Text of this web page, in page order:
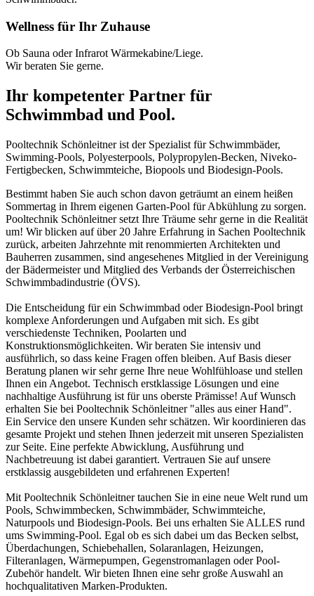
Wellness für Ihr Zuhause
Ob Sauna oder Infrarot Wärmekabine/Liege.
Wir beraten Sie gerne.
Ihr kompetenter Partner für
Schwimmbad und Pool.
Pooltechnik Schönleitner ist der Spezialist für Schwimmbäder,
Swimming-Pools, Polyesterpools, Polypropylen-Becken, Niveko-
Fertigbecken, Schwimmteiche, Biopools und Biodesign-Pools.
Bestimmt haben Sie auch schon davon geträumt an einem heißen
Sommertag in Ihrem eigenen Garten-Pool für Abkühlung zu sorgen.
Pooltechnik Schönleitner setzt Ihre Träume sehr gerne in die Realität
um! Wir blicken auf über 20 Jahre Erfahrung in Sachen Pooltechnik
zurück, arbeiten Jahrzehnte mit renommierten Architekten und
Bauherren zusammen, sind angesehenes Mitglied in der Vereinigung
der Bädermeister und Mitglied des Verbands der Österreichischen
Schwimmbadindustrie (ÖVS).
Die Entscheidung für ein Schwimmbad oder Biodesign-Pool bringt
komplexe Anforderungen und Aufgaben mit sich. Es gibt
verschiedenste Techniken, Poolarten und
Konstruktionsmöglichkeiten. Wir beraten Sie intensiv und
ausführlich, so dass keine Fragen offen bleiben. Auf Basis dieser
Beratung planen wir sehr gerne Ihre neue Wohlfühloase und stellen
Ihnen ein Angebot. Technisch erstklassige Lösungen und eine
nachhaltige Ausführung ist für uns oberste Prämisse! Auf Wunsch
erhalten Sie bei Pooltechnik Schönleitner "alles aus einer Hand".
Ein Service den unsere Kunden sehr schätzen. Wir koordinieren das
gesamte Projekt und stehen Ihnen jederzeit mit unseren Spezialisten
zur Seite. Eine perfekte Abwicklung, Ausführung und
Nachbetreuung ist dabei garantiert. Vertrauen Sie auf unsere
erstklassig ausgebildeten und erfahrenen Experten!
Mit Pooltechnik Schönleitner tauchen Sie in eine neue Welt rund um
Pools, Schwimmbecken, Schwimmbäder, Schwimmteiche,
Naturpools und Biodesign-Pools. Bei uns erhalten Sie ALLES rund
ums Swimming-Pool. Egal ob es sich dabei um das Becken selbst,
Überdachungen, Schiebehallen, Solaranlagen, Heizungen,
Filteranlagen, Wärmepumpen, Gegenstromanlagen oder Pool-
Zubehör handelt. Wir bieten Ihnen eine sehr große Auswahl an
hochqualitativen Marken-Produkten.